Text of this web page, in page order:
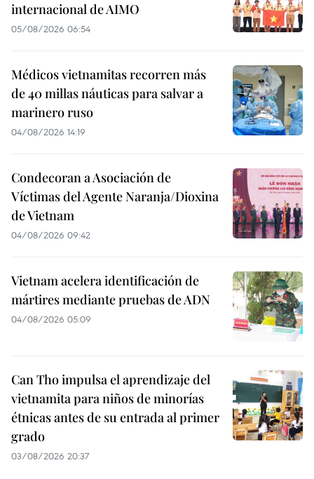
internacional de AIMO
05/08/2026 06:54
Médicos vietnamitas recorren más
de 40 millas náuticas para salvar a
marinero ruso
04/08/2026 14:19
Condecoran a Asociación de
Víctimas del Agente Naranja/Dioxina
de Vietnam
04/08/2026 09:42
Vietnam acelera identificación de
mártires mediante pruebas de ADN
04/08/2026 05:09
Can Tho impulsa el aprendizaje del
vietnamita para niños de minorías
étnicas antes de su entrada al primer
grado
03/08/2026 20:37